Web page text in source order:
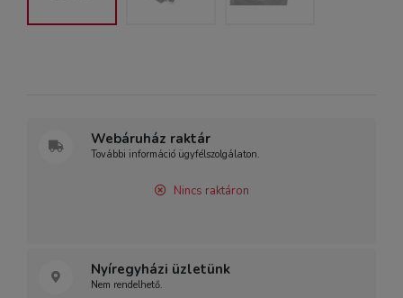
Webáruház raktár
További információ ügyfélszolgálaton.
Nincs raktáron
Nyíregyházi üzletünk
Nem rendelhető.